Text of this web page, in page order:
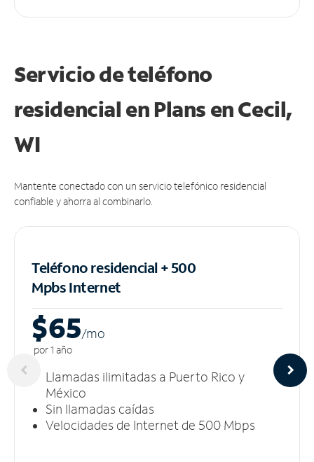
Servicio de teléfono
residencial en Plans en Cecil,
WI
Mantente conectado con un servicio telefónico residencial
confiable y ahorra al combinarlo.
Teléfono residencial + 500
MpbsInternet
$65/mo
por 1 año
Llamadas ilimitadas a Puerto Rico y
México
Sin llamadas caídas
Velocidades de Internet de 500 Mbps